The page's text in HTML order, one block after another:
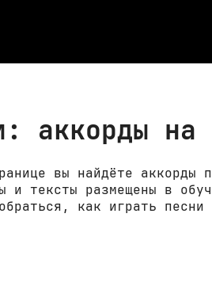
аккорды на
вы найдёте аккорды
и тексты размещены в
как играть песни